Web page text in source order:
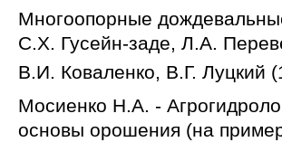
Многоопорные
С.Х. Гусейн-заде, Л.А.
В.И. Коваленко, В.Г. Луцкий
Мосиенко Н.А. -
основы орошения (на